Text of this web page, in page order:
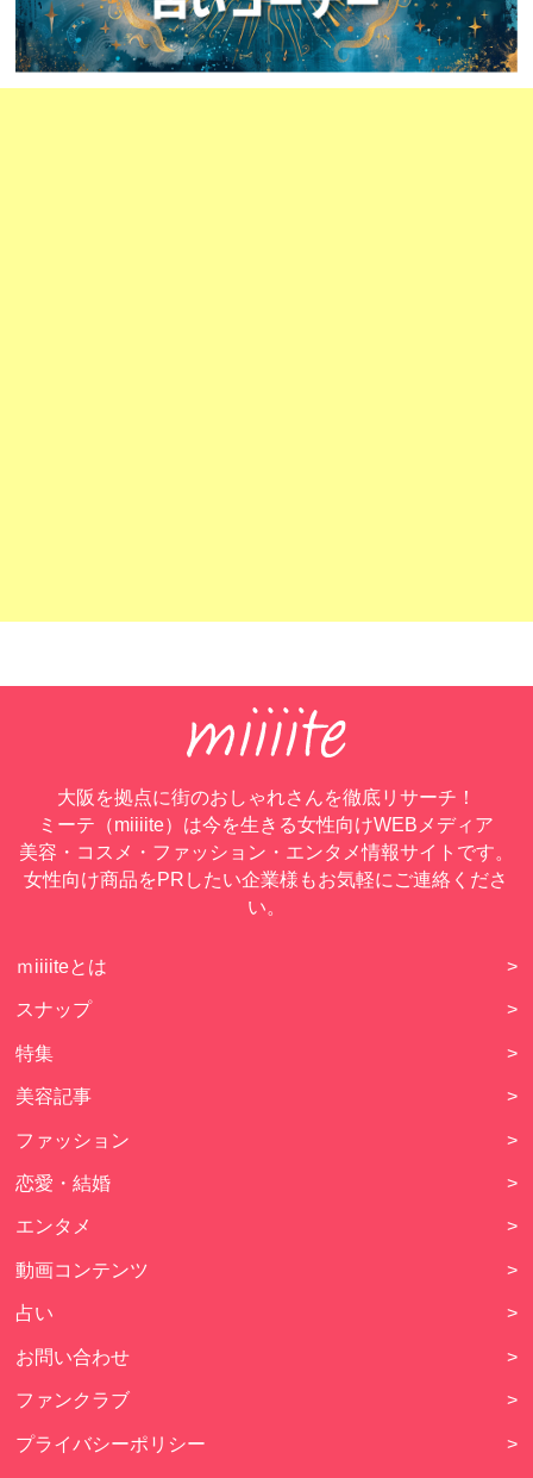
大阪を拠点に街のおしゃれさんを徹底リサーチ！
ミーテ（miiiite）は今を生きる女性向けWEBメディア
美容・コスメ・ファッション・エンタメ情報サイトです。
女性向け商品をPRしたい企業様もお気軽にご連絡くださ
い。
ｍiiiiteとは >
スナップ >
特集 >
美容記事 >
ファッション >
恋愛・結婚 >
エンタメ >
動画コンテンツ >
占い >
お問い合わせ >
ファンクラブ >
プライバシーポリシー >